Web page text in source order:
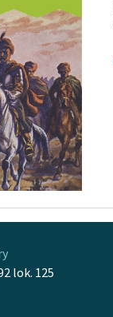
lok. 125